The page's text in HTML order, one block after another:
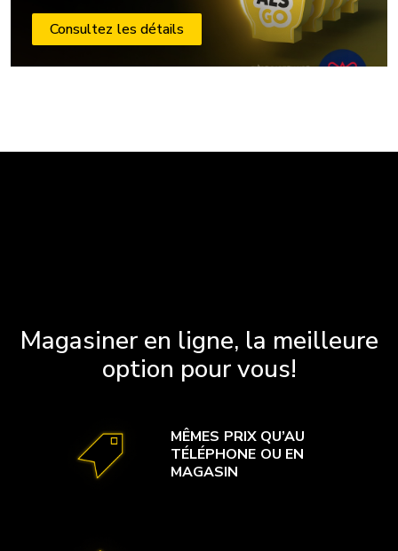
Consultez les détails
Magasiner en ligne, la meilleure
option pour vous!
MÊMES PRIX QU’AU
TÉLÉPHONE OU EN
MAGASIN